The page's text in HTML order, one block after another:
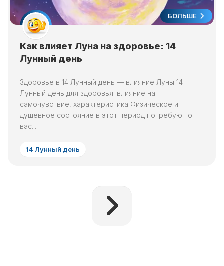
БОЛЬШЕ
Как влияет Луна на здоровье: 14
Лунный день
Здоровье в 14 Лунный день — влияние Луны 14
Лунный день для здоровья: влияние на
самочувствие, характеристика Физическое и
душевное состояние в этот период потребуют от
вас...
14 Лунный день